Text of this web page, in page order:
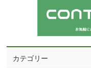
カテゴリー